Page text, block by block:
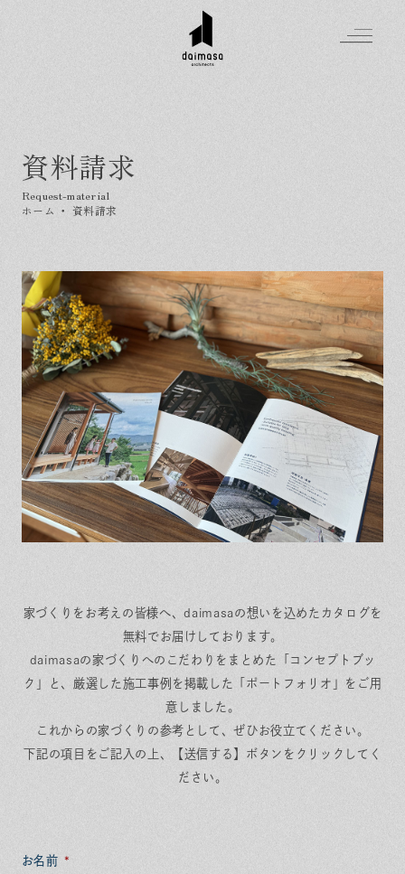
資料請求
ホーム ・ 資料請求
家づくりをお考えの皆様へ、daimasaの想いを込めたカタログを
無料でお届けしております。
daimasaの家づくりへのこだわりをまとめた「コンセプトブッ
ク」と、厳選した施工事例を掲載した「ポートフォリオ」をご用
意しました。
これからの家づくりの参考として、ぜひお役立てください。
下記の項目をご記入の上、【送信する】ボタンをクリックしてく
ださい。
お名前
Greeting
はじめましての方へ
Made in DAIMASA
オーダーメイドの住まい
素材のこだわり
住まいの特性
家づくりの流れ
保証とサポート
ヒノキプロジェクト
施工実績
スタイル集
イベントを探す
気軽に相談会
よくある質問
お客様の声
木材辞典
Topics
お知らせ
イベント
Company
会社概要
スタッフ紹介
採用情報
Contact
資料請求
お問い合わせ
st
ag
ce
bo
N
E